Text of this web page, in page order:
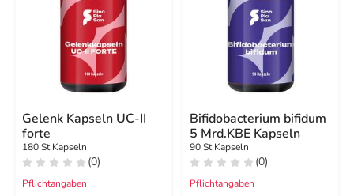
Gelenk Kapseln UC-II
forte
180 St Kapseln
(0)
Pflichtangaben
Bifidobacterium bifidum
5 Mrd.KBE Kapseln
90 St Kapseln
(0)
Pflichtangaben